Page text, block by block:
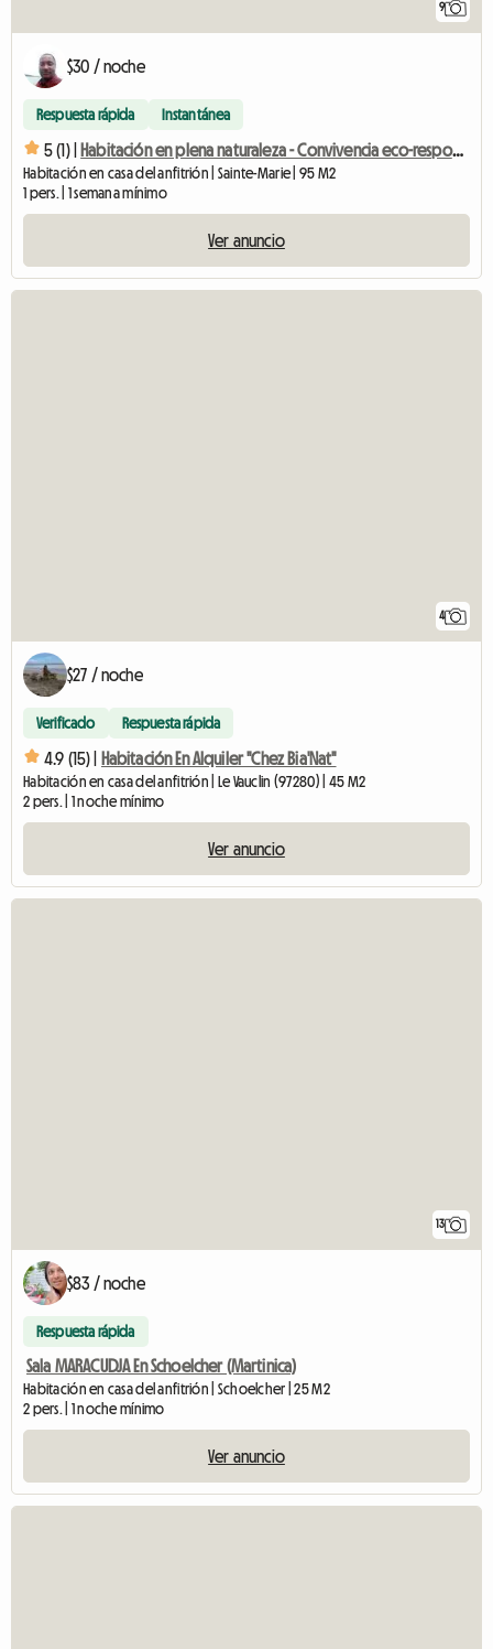
9
$30 / noche
Respuesta rápida Instantánea
5 (1) | Habitación en plena naturaleza - Convivencia eco-responsable
Habitación en casa del anfitrión | Sainte-Marie | 95 M2
1 pers. | 1 semana mínimo
Ver anuncio
4
$27 / noche
Verificado Respuesta rápida
4.9 (15) | Habitación En Alquiler "Chez Bia'Nat"
Habitación en casa del anfitrión | Le Vauclin (97280) | 45 M2
2 pers. | 1 noche mínimo
Ver anuncio
13
$83 / noche
Respuesta rápida
Sala MARACUDJA En Schoelcher (Martinica)
Habitación en casa del anfitrión | Schoelcher | 25 M2
2 pers. | 1 noche mínimo
Ver anuncio